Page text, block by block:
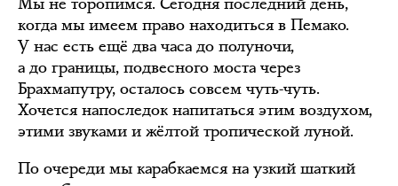
когда мы имеем право находиться в Пемако.
У нас есть ещё два часа до полуночи,
а до границы, подвесного моста через
Брахмапутру, осталось совсем чуть-чуть.
Хочется напоследок напитаться этим воздухом,
этими звуками и жёлтой тропической луной.
По очереди мы карабкаемся на узкий шаткий